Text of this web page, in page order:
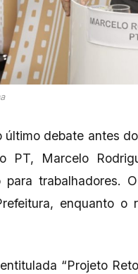
último debate antes
PT, Marcelo
para trabalhadores.
enquanto
“Projeto